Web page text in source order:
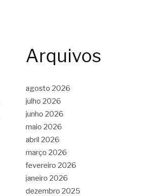
Arquivos
agosto 2026
julho 2026
junho 2026
maio 2026
abril 2026
março 2026
fevereiro 2026
janeiro 2026
dezembro 2025